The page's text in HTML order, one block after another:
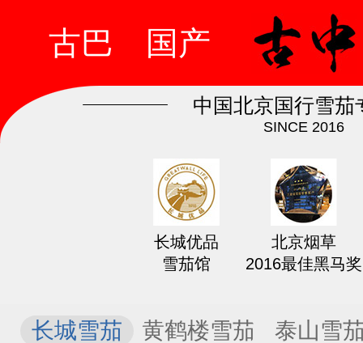
古巴 国产
中国北京国行雪茄
SINCE 2016
长城优品
雪茄馆
北京烟草
2016最佳黑马奖
长城雪茄 黄鹤楼雪茄 泰山雪